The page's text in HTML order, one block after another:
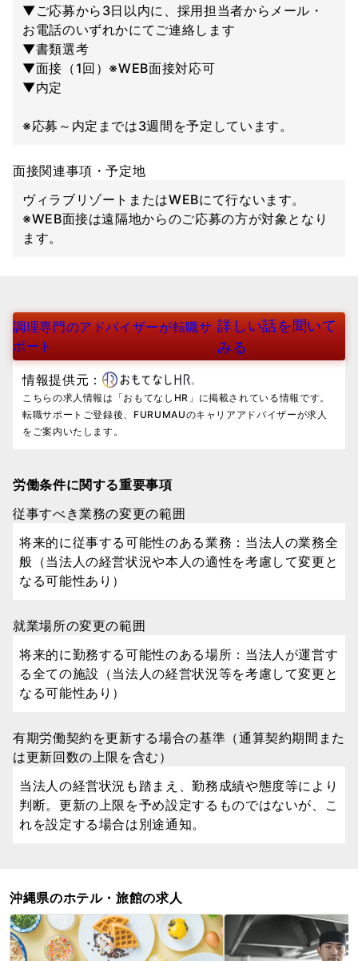
▼ご応募から3日以内に、採用担当者からメール・
お電話のいずれかにてご連絡します
▼書類選考
▼面接（1回）※WEB面接対応可
▼内定
※応募～内定までは3週間を予定しています。
面接関連事項・予定地
ヴィラブリゾートまたはWEBにて行ないます。
※WEB面接は遠隔地からのご応募の方が対象となり
ます。
調理専門のアドバイザーが転職サ
ポート
詳しい話を聞いて
みる
情報提供元：
こちらの求人情報は「おもてなしHR」に掲載されている情報です。
転職サポートご登録後、FURUMAUのキャリアアドバイザーが求人
をご案内いたします。
労働条件に関する重要事項
従事すべき業務の変更の範囲
将来的に従事する可能性のある業務：当法人の業務全
般（当法人の経営状況や本人の適性を考慮して変更と
なる可能性あり）
就業場所の変更の範囲
将来的に勤務する可能性のある場所：当法人が運営す
る全ての施設（当法人の経営状況等を考慮して変更と
なる可能性あり）
有期労働契約を更新する場合の基準（通算契約期間また
は更新回数の上限を含む）
当法人の経営状況も踏まえ、勤務成績や態度等により
判断。更新の上限を予め設定するものではないが、こ
れを設定する場合は別途通知。
沖縄県のホテル・旅館の求人